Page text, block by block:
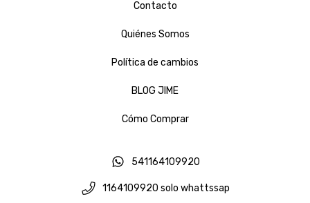
Contacto
Quiénes Somos
Política de cambios
BLOG JIME
Cómo Comprar
541164109920
1164109920 solo whattssap